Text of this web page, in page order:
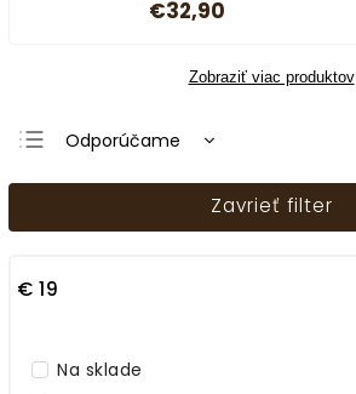
€32,90
Zobraziť viac produktov
Odporúčame
Najlacnejšie
Zavrieť filter
€ 19
Na sklade